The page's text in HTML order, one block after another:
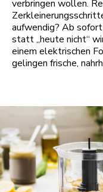
verbringen wollen.
aufwendig? Ab
statt „heute nicht“
einem elektrischen
gelingen frische,